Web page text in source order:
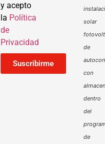
y acepto
la Política
de
Privacidad
Suscribirme
solar
de
con
dentro
del
de